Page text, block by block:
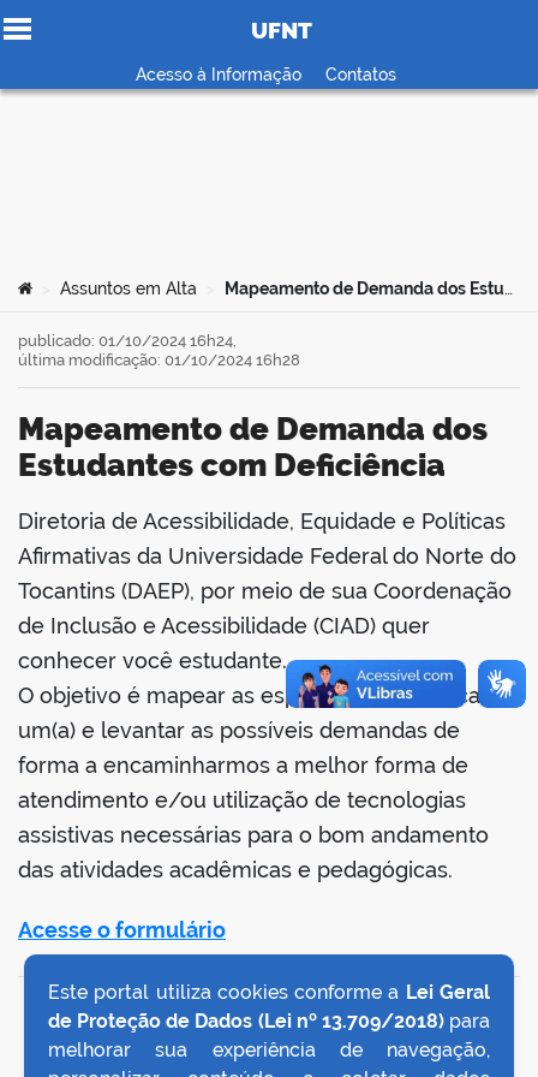
Ir para o conteúdo
UFNT
Acesso à Informação Contatos
Você está aqui:
Assuntos em Alta Mapeamento de Demanda dos Estudantes com Deficiência
Mapeamento de Demanda dos
Estudantes com Deficiência
publicado: 01/10/2024 16h24,
última modificação: 01/10/2024 16h28
Diretoria de Acessibilidade, Equidade e Políticas
Afirmativas da Universidade Federal do Norte do
Tocantins (DAEP), por meio de sua Coordenação
de Inclusão e Acessibilidade (CIAD) quer
conhecer você estudante.
O objetivo é mapear as especificidades de cada
um(a) e levantar as possíveis demandas de
forma a encaminharmos a melhor forma de
atendimento e/ou utilização de tecnologias
assistivas necessárias para o bom andamento
das atividades acadêmicas e pedagógicas.
Acesse o formulário
VOLTAR AO TOPO
Este portal utiliza cookies conforme a Lei Geral
de Proteção de Dados (Lei nº 13.709/2018)para
melhorar sua experiência de navegação,